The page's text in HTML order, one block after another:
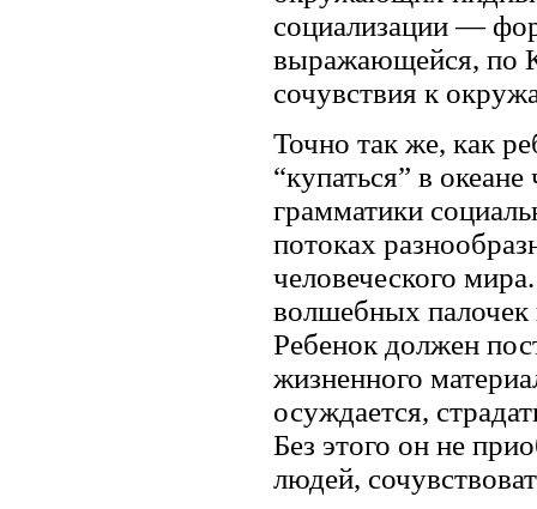
социализации —
выражающейся, по
сочувствия к
Точно так же, как
“купаться” в
грамматики
потоках
человеческого
волшебных палочек
Ребенок должен
жизненного
осуждается,
Без этого он не
людей,